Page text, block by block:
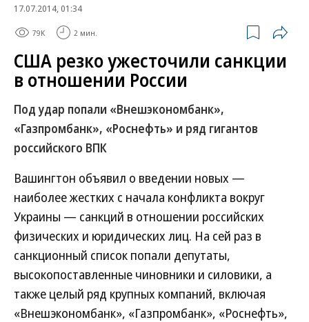
17.07.2014, 01:34
79K 2 мин.
США резко ужесточили санкции
в отношении России
Под удар попали «Внешэкономбанк»,
«Газпромбанк», «Роснефть» и ряд гигантов
российского ВПК
Вашингтон объявил о введении новых —
наиболее жестких с начала конфликта вокруг
Украины — санкций в отношении российских
физических и юридических лиц. На сей раз в
санкционный список попали депутаты,
высокопоставленные чиновники и силовики, а
также целый ряд крупных компаний, включая
«Внешэкономбанк», «Газпромбанк», «Роснефть»,